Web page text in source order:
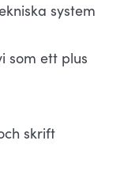
system
som ett plus
skrift